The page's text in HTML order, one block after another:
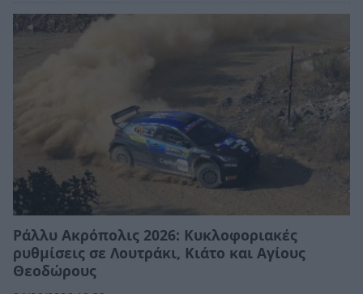
Ράλλυ Ακρόπολις 2026: Κυκλοφοριακές
ρυθμίσεις σε Λουτράκι, Κιάτο και Αγίους
Θεοδώρους